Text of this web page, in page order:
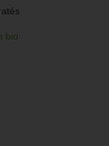
bio